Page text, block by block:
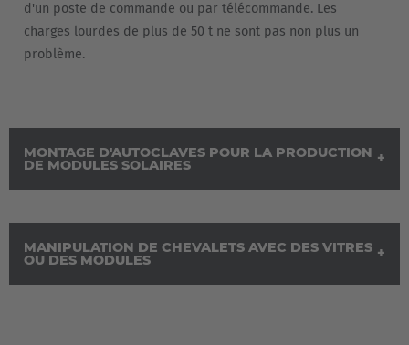
Deutschland
Deutsch
Español
France
Great Britain
d'un poste de commande ou par télécommande. Les
charges lourdes de plus de 50 t ne sont pas non plus un
problème.
MONTAGE D'AUTOCLAVES POUR LA PRODUCTION
DE MODULES SOLAIRES
MANIPULATION DE CHEVALETS AVEC DES VITRES
OU DES MODULES